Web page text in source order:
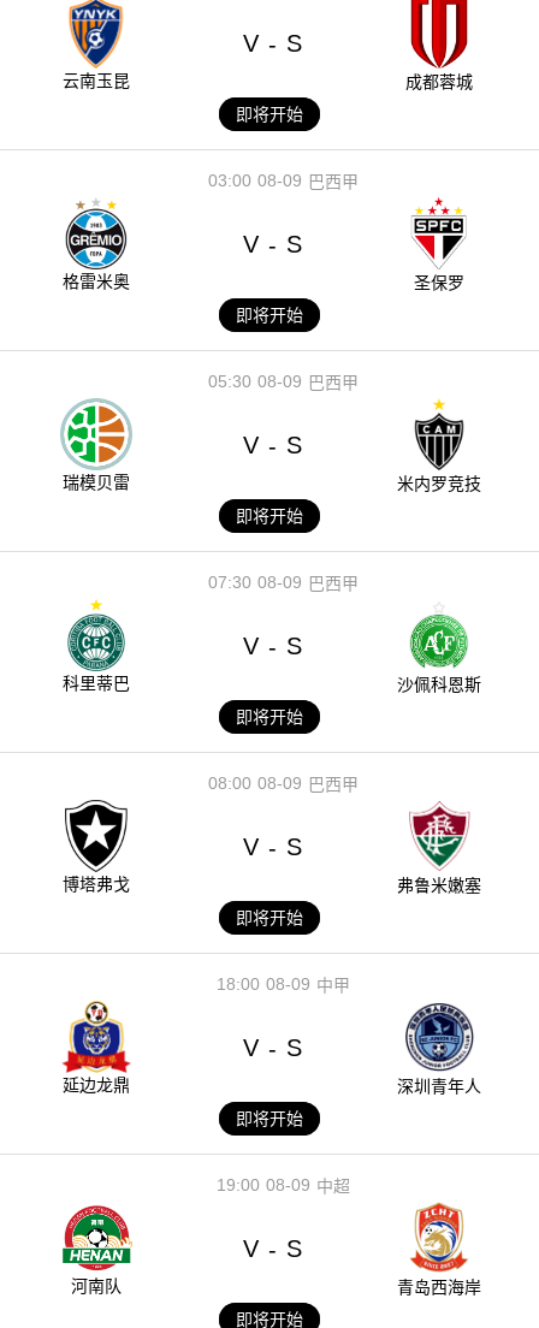
云南玉昆
V - S
成都蓉城
即将开始
08-09
03:00 巴西甲
格雷米奥
V - S
圣保罗
即将开始
08-09
05:30 巴西甲
瑞模贝雷
V - S
米内罗竞技
即将开始
08-09
07:30 巴西甲
科里蒂巴
V - S
沙佩科恩斯
即将开始
08-09
08:00 巴西甲
博塔弗戈
V - S
弗鲁米嫩塞
即将开始
08-09
18:00 中甲
延边龙鼎
V - S
深圳青年人
即将开始
08-09
19:00 中超
河南队
V - S
青岛西海岸
即将开始